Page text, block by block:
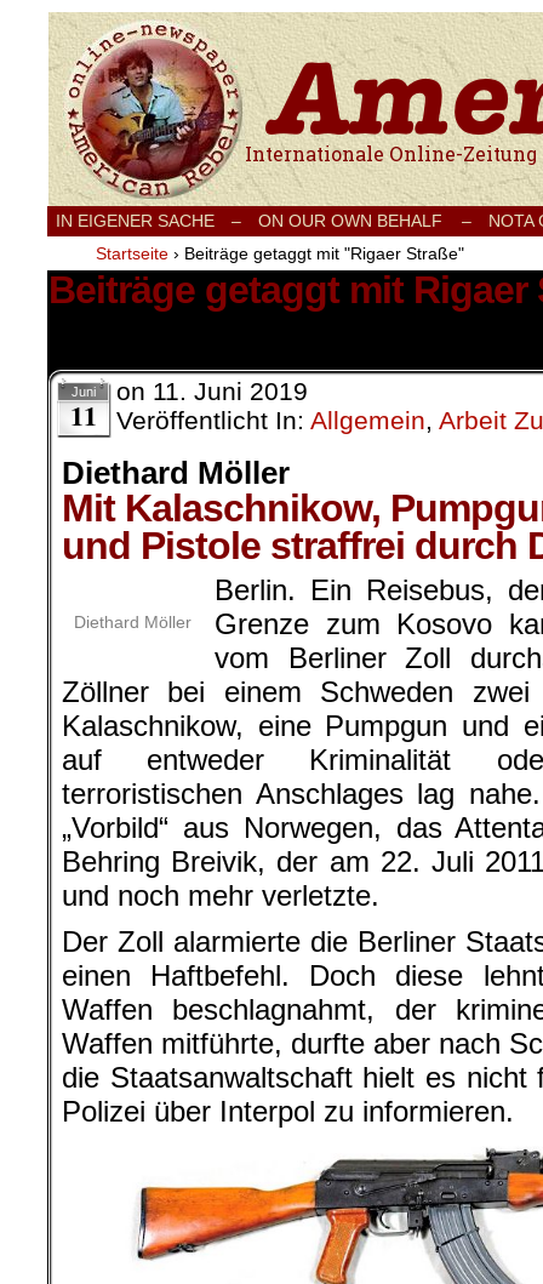
Internationale Onlinezeitung für Frieden,
IN EIGENER SACHE – ON OUR OWN BEHALF –
NOTA
Startseite › Beiträge getaggt mit "Rigaer Straße"
Beiträge getaggt mit Rigaer
Juni
11
on 11. Juni 2019
Veröffentlicht In: Allgemein, Arbeit
Diethard Möller
Mit Kalaschnikow,
und Pistole straffrei durch
Diethard Möller
Berlin. Ein Reisebus,
Grenze zum Kosovo
vom Berliner Zoll
Zöllner bei einem Schweden
Kalaschnikow, eine Pumpgun und
auf entweder Kriminalität
terroristischen Anschlages lag
„Vorbild“ aus Norwegen, das
Behring Breivik, der am 22. Juli
und noch mehr verletzte.
Der Zoll alarmierte die Berliner
einen Haftbefehl. Doch diese
Waffen beschlagnahmt, der
Waffen mitführte, durfte aber nach
die Staatsanwaltschaft hielt es nicht
Polizei über Interpol zu informieren.